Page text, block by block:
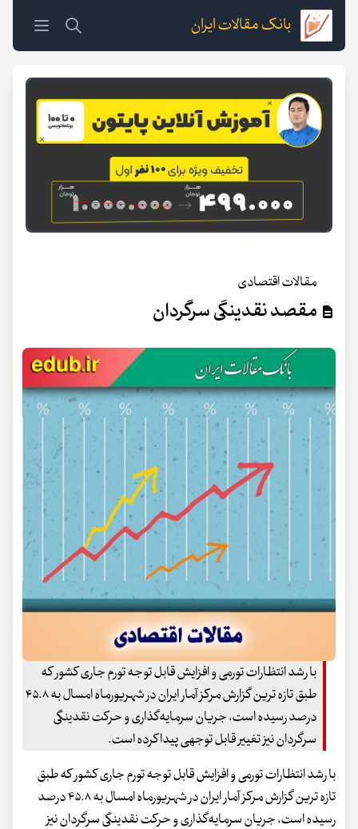
بانک مقالات ایران
مقالات اقتصادی
مقصد نقدینگی سرگردان
با رشد انتظارات تورمی و افزایش قابل توجه تورم جاری کشور که
طبق تازه ترین گزارش مرکز آمار ایران در شهریورماه امسال به ۴۵.۸
درصد رسیده است، جریان سرمایه‌گذاری و حرکت نقدینگی
سرگردان نیز تغییر قابل توجهی پیدا کرده است.
با رشد انتظارات تورمی و افزایش قابل توجه تورم جاری کشور که طبق
تازه ترین گزارش مرکز آمار ایران در شهریورماه امسال به ۴۵.۸ درصد
رسیده است، جریان سرمایه‌گذاری و حرکت نقدینگی سرگردان نیز